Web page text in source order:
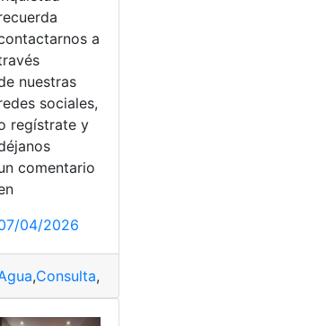
planilla,Reducción
a
nuestras
sociales,
regístrate y
comentario
04/2026
,Consulta,